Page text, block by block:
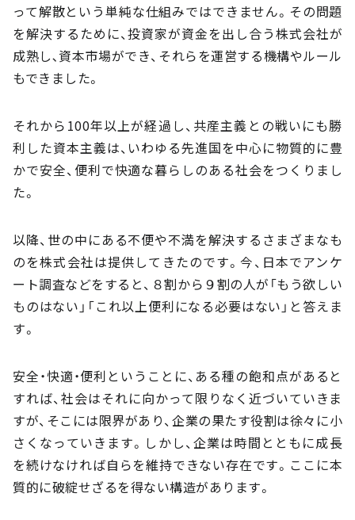
って解散という単純な仕組みではできません。その問題
を解決するために、投資家が資金を出し合う株式会社が
成熟し､資本市場ができ、それらを運営する機構やルール
もできました。
それから100年以上が経過し、共産主義との戦いにも勝
利した資本主義は、いわゆる先進国を中心に物質的に豊
かで安全、便利で快適な暮らしのある社会をつくりまし
た。
以降、世の中にある不便や不満を解決するさまざまなも
のを株式会社は提供してきたのです。今、日本でアンケ
ート調査などをすると、８割から９割の人が「もう欲しい
ものはない」「これ以上便利になる必要はない」と答えま
す。
安全・快適・便利ということに、ある種の飽和点があると
すれば、社会はそれに向かって限りなく近づいていきま
すが、そこには限界があり、企業の果たす役割は徐々に小
さくなっていきます。しかし、企業は時間とともに成長
を続けなければ自らを維持できない存在です。ここに本
質的に破綻せざるを得ない構造があります。